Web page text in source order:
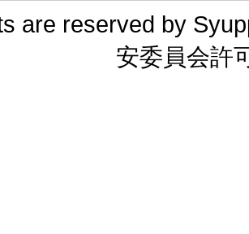
are reserved by
安委員会許